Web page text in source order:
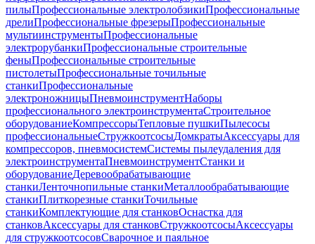
пилыПрофессиональные электролобзикиПрофессиональные
дрелиПрофессиональные фрезерыПрофессиональные
мультиинструментыПрофессиональные
электрорубанкиПрофессиональные строительные
феныПрофессиональные строительные
пистолетыПрофессиональные точильные
станкиПрофессиональные
электроножницыПневмоинструментНаборы
профессионального электроинструментаСтроительное
оборудованиеКомпрессорыТепловые пушкиПылесосы
профессиональныеСтружкоотсосыДомкратыАксессуары для
компрессоров, пневмосистемСистемы пылеудаления для
электроинструментаПневмоинструментСтанки и
оборудованиеДеревообрабатывающие
станкиЛенточнопильные станкиМеталлообрабатывающие
станкиПлиткорезные станкиТочильные
станкиКомплектующие для станковОснастка для
станковАксессуары для станковСтружкоотсосыАксессуары
для стружкоотсосовСварочное и паяльное